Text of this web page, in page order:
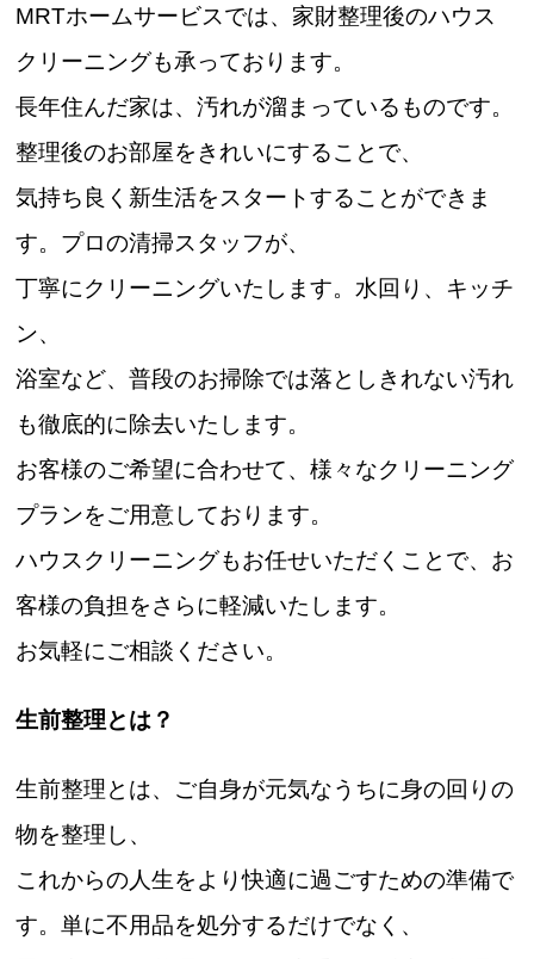
MRTホームサービスでは、家財整理後のハウス
クリーニングも承っております。
長年住んだ家は、汚れが溜まっているものです。
整理後のお部屋をきれいにすることで、
気持ち良く新生活をスタートすることができま
す。プロの清掃スタッフが、
丁寧にクリーニングいたします。水回り、キッチ
ン、
浴室など、普段のお掃除では落としきれない汚れ
も徹底的に除去いたします。
お客様のご希望に合わせて、様々なクリーニング
プランをご用意しております。
ハウスクリーニングもお任せいただくことで、お
客様の負担をさらに軽減いたします。
お気軽にご相談ください。
生前整理とは？
生前整理とは、ご自身が元気なうちに身の回りの
物を整理し、
これからの人生をより快適に過ごすための準備で
す。単に不用品を処分するだけでなく、